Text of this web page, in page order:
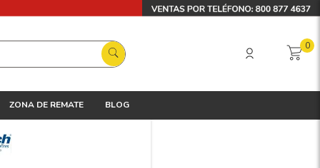
0
ZONA DE REMATE BLOG